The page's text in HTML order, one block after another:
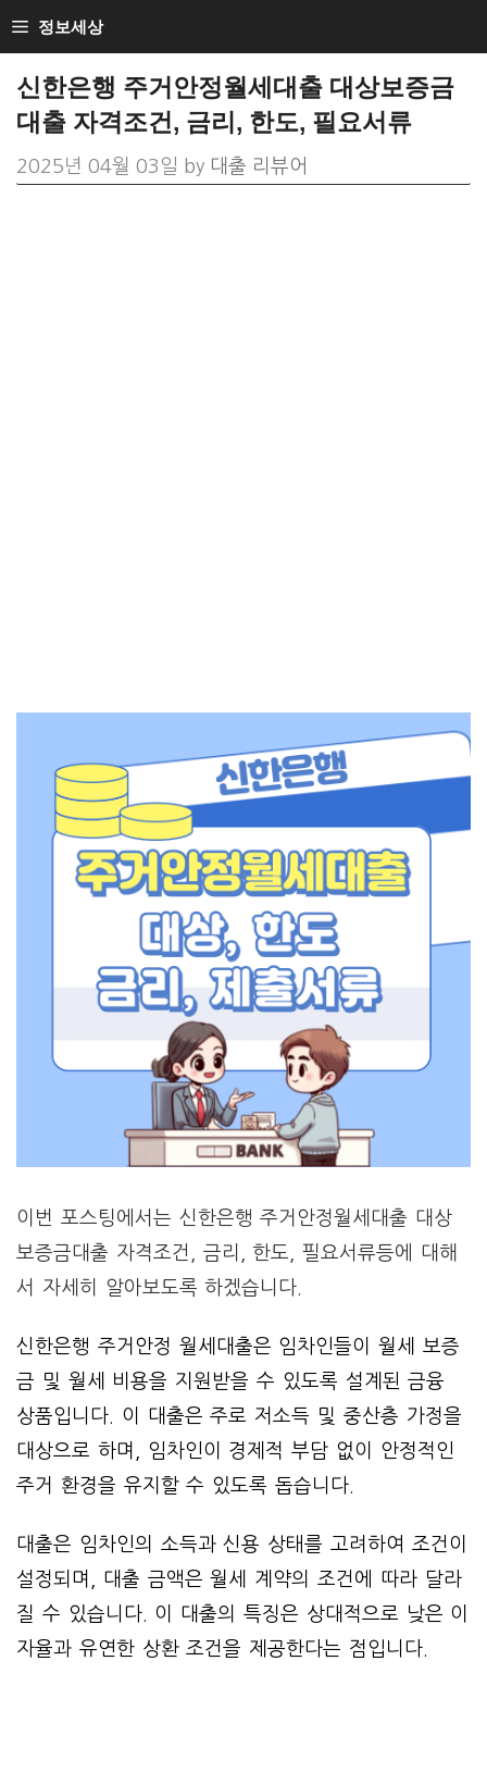
Skip
to
content
정보세상
신한은행 주거안정월세대출 대상보증금
대출 자격조건, 금리, 한도, 필요서류
2025년 04월 03일 by 대출 리뷰어
이번 포스팅에서는 신한은행 주거안정월세대출 대상
보증금대출 자격조건, 금리, 한도, 필요서류등에 대해
서 자세히 알아보도록 하겠습니다.
신한은행 주거안정 월세대출은 임차인들이 월세 보증
금 및 월세 비용을 지원받을 수 있도록 설계된 금융
상품입니다. 이 대출은 주로 저소득 및 중산층 가정을
대상으로 하며, 임차인이 경제적 부담 없이 안정적인
주거 환경을 유지할 수 있도록 돕습니다.
대출은 임차인의 소득과 신용 상태를 고려하여 조건이
설정되며, 대출 금액은 월세 계약의 조건에 따라 달라
질 수 있습니다. 이 대출의 특징은 상대적으로 낮은 이
자율과 유연한 상환 조건을 제공한다는 점입니다.